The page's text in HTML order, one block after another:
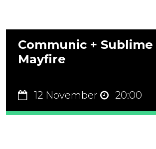
Communic + Sublime
Mayfire
12 November 20:00